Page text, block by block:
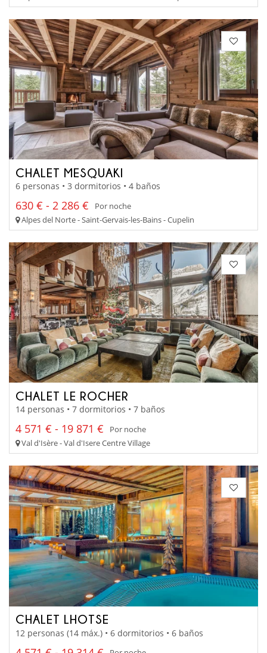
CHALET MESQUAKI
6 personas • 3 dormitorios • 4 baños
630 € - 2 286 €
Por noche
Alpes del Norte - Saint-Gervais-les-Bains - Cupelin
CHALET LE ROCHER
14 personas • 7 dormitorios • 7 baños
4 571 € - 19 871 €
Por noche
Val d'Isère - Val d'Isere Centre Village
CHALET LHOTSE
12 personas (14 máx.) • 6 dormitorios • 6 baños